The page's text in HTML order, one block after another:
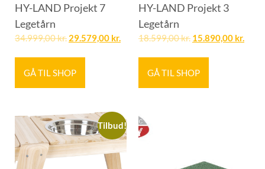
HY-LAND Projekt 7
Legetårn
34.999,00kr. 29.579,00 kr.
GÅ TIL SHOP
HY-LAND Projekt 3
Legetårn
18.599,00kr. 15.890,00 kr.
GÅ TIL SHOP
Tilbud!